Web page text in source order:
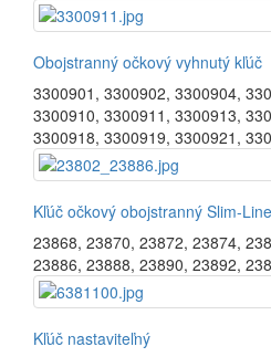
Obojstranný očkový vyhnutý kľúč
3300901 , 3300902, 3300904,
3300910, 3300911 , 3300913,
3300918, 3300919, 3300921 ,
Kľúč očkový obojstranný Slim-Line
23868, 23870, 23872, 23874,
23886, 23888, 23890, 23892,
Kľúč nastaviteľný